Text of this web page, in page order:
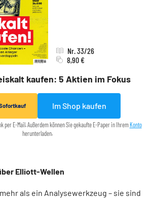
kaufen: 5 Aktien im Fokus
Nr. 33/26
8,90 €
Im Shop kaufen
per E-Mail. Außerdem können Sie gekaufte E-Paper in IhremKonto
herunterladen.
Elliott-Wellen
als ein Analysewerkzeug – sie sind